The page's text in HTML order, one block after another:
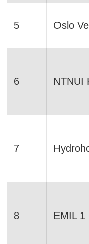
5 Oslo
6 NTNUI
7
8 EMIL 1